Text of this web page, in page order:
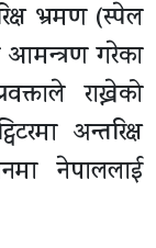
भ्रमण (स्पेल
आमन्त्रण गरेका
राख्नेको
अन्तरिक्ष
नेपाललाई